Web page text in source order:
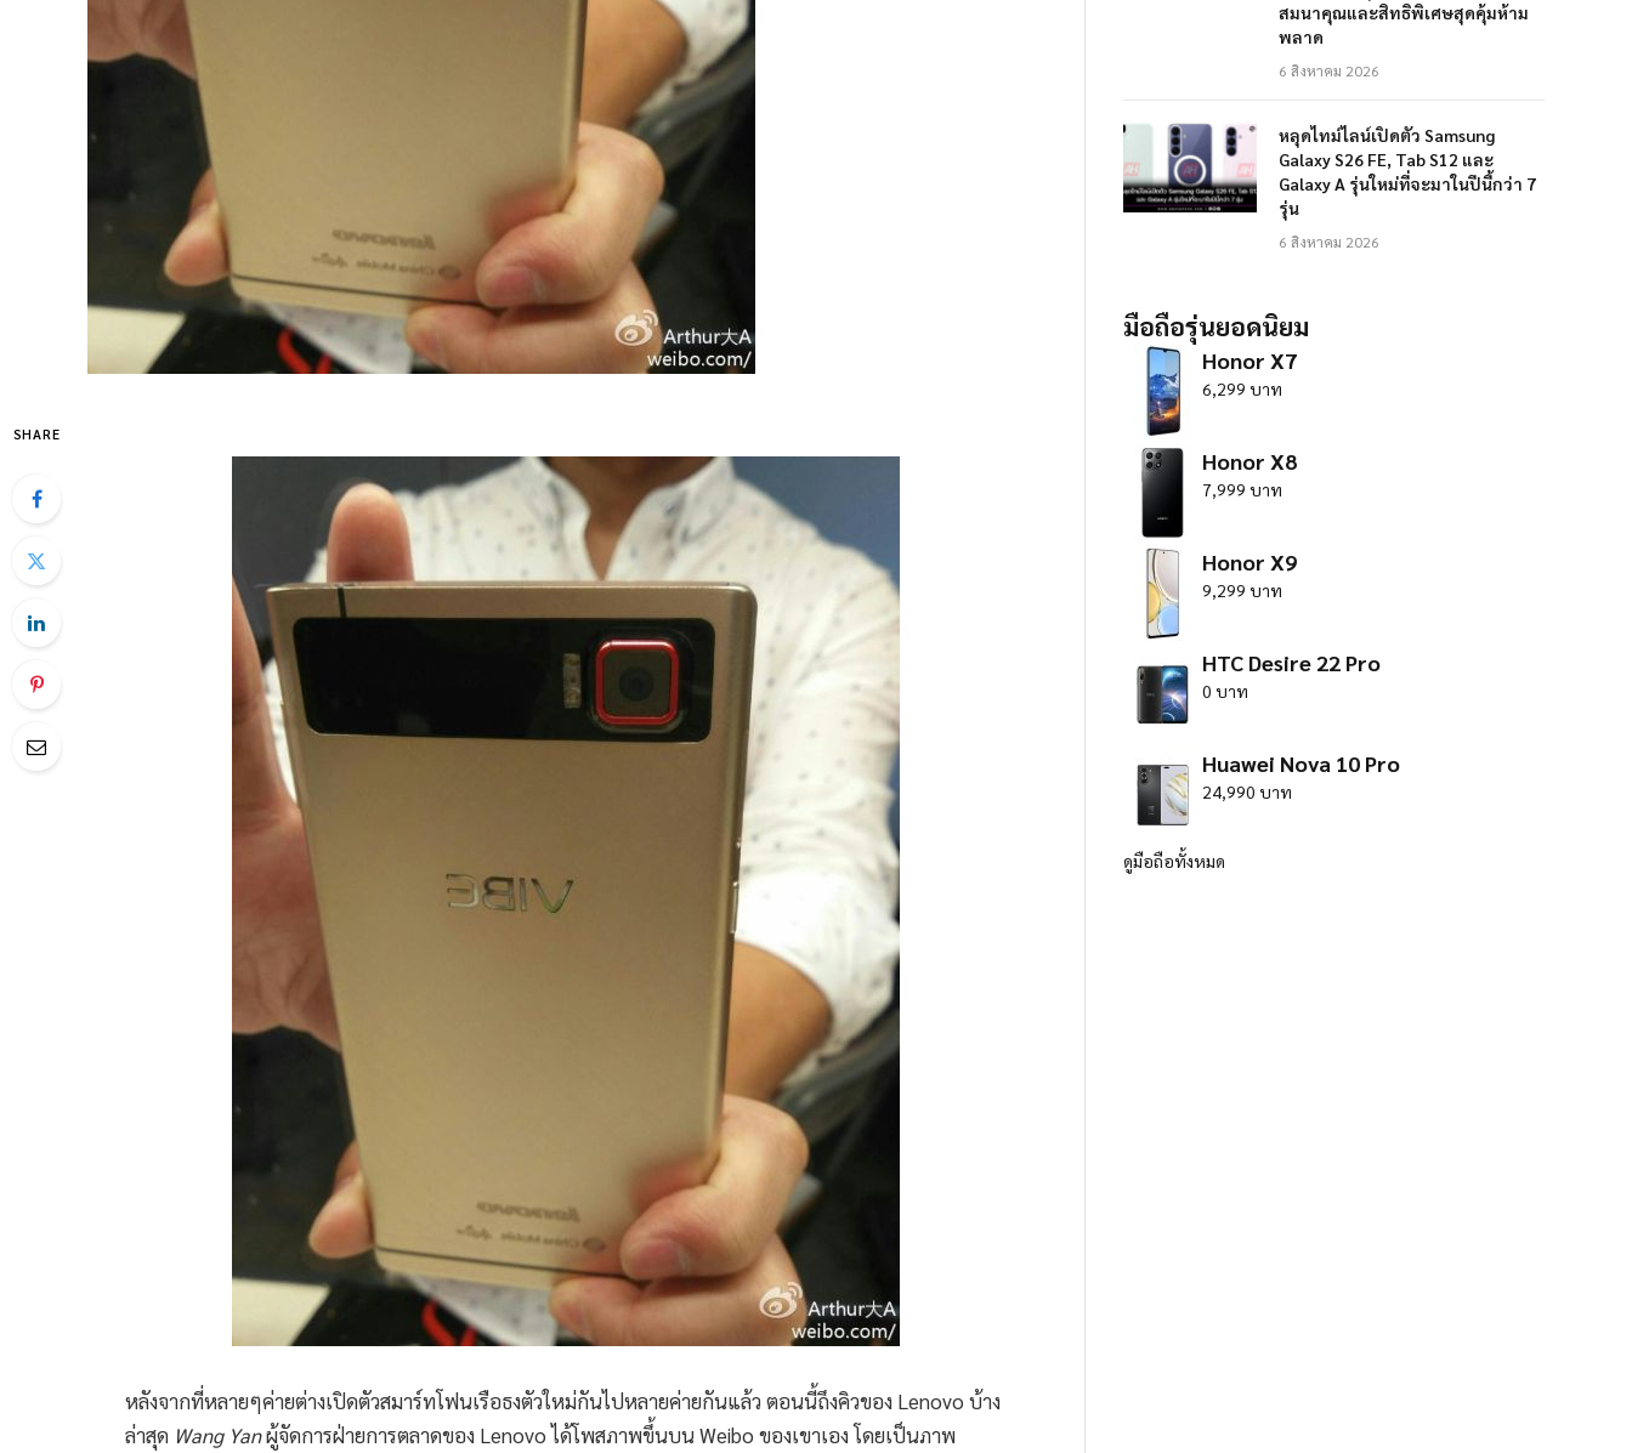
SHARE
หลังจากที่หลายๆค่ายต่างเปิดตัวสมาร์ทโฟนเรือธงตัวใหม่กันไปหลายค่ายกันแล้ว ตอนนี้ถึงคิวของ Lenovo บ้าง
ล่าสุด Wang Yanผู้จัดการฝ่ายการตลาดของ Lenovo ได้โพสภาพขึ้นบน Weibo ของเขาเอง โดยเป็นภาพ
สมนาคุณและสิทธิพิเศษสุดคุ้มห้าม
พลาด
6 สิงหาคม 2026
หลุดไทม์ไลน์เปิดตัว Samsung
Galaxy S26 FE, Tab S12 และ
Galaxy A รุ่นใหม่ที่จะมาในปีนี้กว่า 7
รุ่น
6 สิงหาคม 2026
มือถือรุ่นยอดนิยม
Honor X7
6,299 บาท
Honor X8
7,999 บาท
Honor X9
9,299 บาท
HTC Desire 22 Pro
0 บาท
Huawei Nova 10 Pro
24,990 บาท
ดูมือถือทั้งหมด